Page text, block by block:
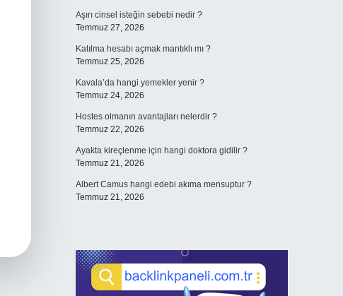
Aşırı cinsel isteğin sebebi nedir ?
Temmuz 27, 2026
Katılma hesabı açmak mantıklı mı ?
Temmuz 25, 2026
Kavala’da hangi yemekler yenir ?
Temmuz 24, 2026
Hostes olmanın avantajları nelerdir ?
Temmuz 22, 2026
Ayakta kireçlenme için hangi doktora gidilir ?
Temmuz 21, 2026
Albert Camus hangi edebi akıma mensuptur ?
Temmuz 21, 2026